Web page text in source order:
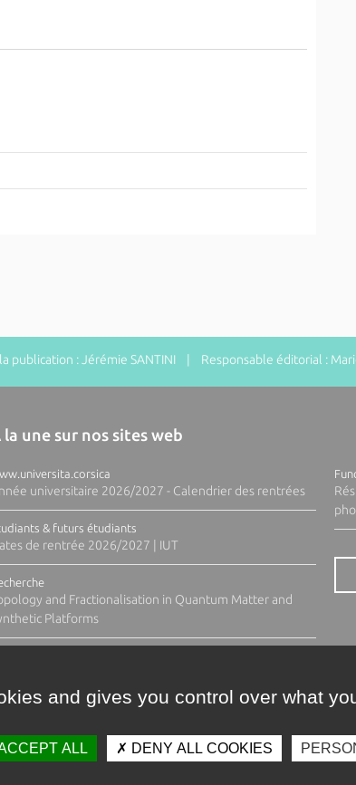
: Jérémie SANTINI | Responsable éditorial :
la une sur nos sites web
universitaire 2026/2027 - Calendrier des rentrées
& futurs étudiants
de rentrée 2026/2027 | IUT
and Fractionalisation in Quantum Matter and
Platforms
and gives you control over what
ALL DENY ALL COOKIES